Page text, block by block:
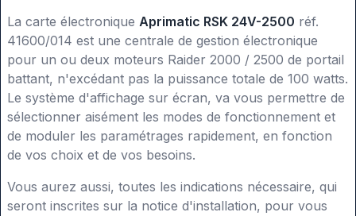
La carte électronique Aprimatic RSK 24V-2500 réf.
41600/014 est une centrale de gestion électronique
pour un ou deux moteurs Raider 2000 / 2500 de portail
battant, n'excédant pas la puissance totale de 100 watts.
Le système d'affichage sur écran, va vous permettre de
sélectionner aisément les modes de fonctionnement et
de moduler les paramétrages rapidement, en fonction
de vos choix et de vos besoins.
Vous aurez aussi, toutes les indications nécessaire, qui
seront inscrites sur la notice d'installation, pour vous